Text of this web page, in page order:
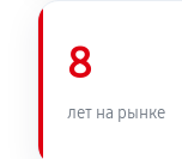
8
лет на рынке